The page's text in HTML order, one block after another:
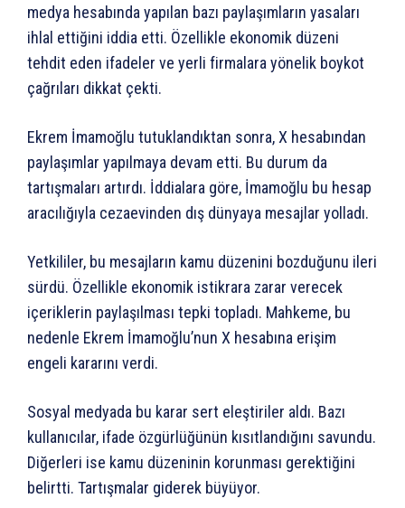
medya hesabında yapılan bazı paylaşımların yasaları
ihlal ettiğini iddia etti. Özellikle ekonomik düzeni
tehdit eden ifadeler ve yerli firmalara yönelik boykot
çağrıları dikkat çekti.
Ekrem İmamoğlu tutuklandıktan sonra, X hesabından
paylaşımlar yapılmaya devam etti. Bu durum da
tartışmaları artırdı. İddialara göre, İmamoğlu bu hesap
aracılığıyla cezaevinden dış dünyaya mesajlar yolladı.
Yetkililer, bu mesajların kamu düzenini bozduğunu ileri
sürdü. Özellikle ekonomik istikrara zarar verecek
içeriklerin paylaşılması tepki topladı. Mahkeme, bu
nedenle Ekrem İmamoğlu’nun X hesabına erişim
engeli kararını verdi.
Sosyal medyada bu karar sert eleştiriler aldı. Bazı
kullanıcılar, ifade özgürlüğünün kısıtlandığını savundu.
Diğerleri ise kamu düzeninin korunması gerektiğini
belirtti. Tartışmalar giderek büyüyor.